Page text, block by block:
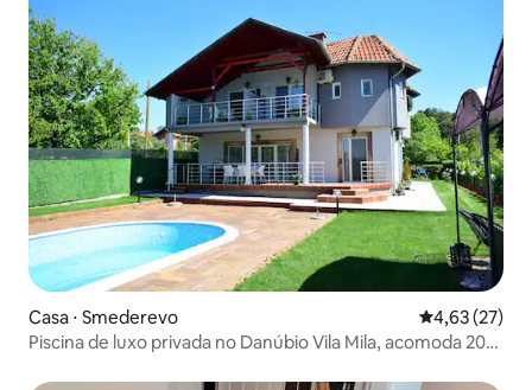
Casa ⋅ Smederevo 4,63 de uma
4,63 (27)
Piscina de luxo privada no Danúbio Vila Mila, acomoda 20